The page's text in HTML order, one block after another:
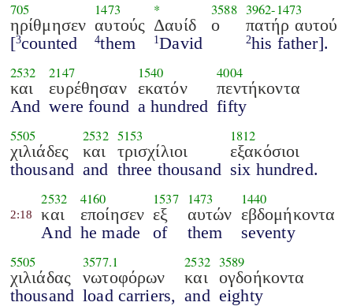
705
ηρίθμησεν
[3counted
1473
αυτούς
4them
*
Δαυίδ
1David
3588
ο
3962-1473
πατήρ αυτού
2his father].
2532
και
And
2147
ευρέθησαν
were found
1540
εκατόν
a hundred
4004
πεντήκοντα
fifty
5505
χιλιάδες
thousand
2532
και
and
5153
τρισχίλιοι
three thousand
1812
εξακόσιοι
six hundred.
2:18
2532
και
And
4160
εποίησεν
he made
1537
εξ
of
1473
αυτών
them
1440
εβδομήκοντα
seventy
5505
χιλιάδας
thousand
3577.1
νωτοφόρων
load carriers,
2532
και
and
3589
ογδοήκοντα
eighty